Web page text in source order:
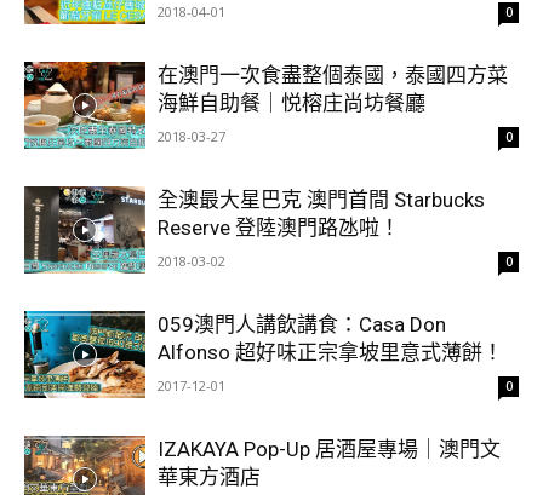
2018-04-01 0
在澳門一次食盡整個泰國，泰國四方菜
海鮮自助餐｜悦榕庄尚坊餐廳
2018-03-27 0
全澳最大星巴克 澳門首間 Starbucks
Reserve 登陸澳門路氹啦！
2018-03-02 0
059澳門人講飲講食：Casa Don
Alfonso 超好味正宗拿坡里意式薄餅！
2017-12-01 0
IZAKAYA Pop-Up 居酒屋專場｜澳門文
華東方酒店